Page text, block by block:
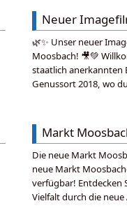
Neuer
🌿✨ Unser neuer
Moosbach! 🎥💚
staatlich anerkannten
Genussort 2018, wo
Markt
Die neue Markt
neue Markt
verfügbar! Entdecken
Vielfalt durch die neue